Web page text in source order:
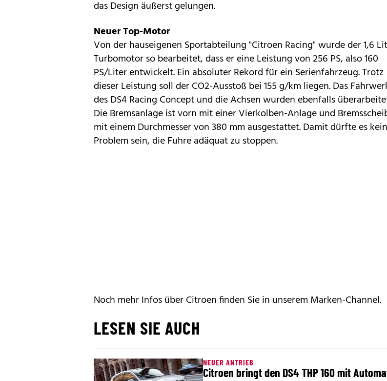
das Design äußerst gelungen.
Neuer Top-Motor
Von der hauseigenen Sportabteilung "Citroen Racing" wurde der 1,6
Turbomotor so bearbeitet, dass er eine Leistung von 256 PS, also 160
PS/Liter entwickelt. Ein absoluter Rekord für ein Serienfahrzeug. Trotz
dieser Leistung soll der CO2-Ausstoß bei 155 g/km liegen. Das
des DS4 Racing Concept und die Achsen wurden ebenfalls
Die Bremsanlage ist vorn mit einer Vierkolben-Anlage und
mit einem Durchmesser von 380 mm ausgestattet. Damit dürfte es kein
Problem sein, die Fuhre adäquat zu stoppen.
Noch mehr Infos über Citroen finden Sie in unserem Marken-Channel.
LESEN SIE AUCH
NEUER ANTRIEB
Citroen bringt den DS4 THP 160 mit